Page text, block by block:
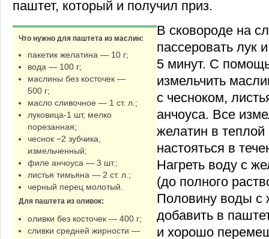
паштет, который и получил приз.
Что нужно для паштета из маслин:
пакетик желатина — 10 г;
вода — 100 г;
маслины без косточек —
500 г;
масло сливочное — 1 ст. л.;
луковица-1 шт, мелко
порезанная;
чеснок −2 зубчика,
измельченный;
филе анчоуса — 3 шт.;
листья тимьяна — 2 ст. л.;
черный перец молотый.
Для паштета из оливок:
оливки без косточек — 400 г;
сливки средней жирности —
В сковороде на
пассеровать лук
5 минут. С
измельчить
с чесноком,
анчоуса. Все
желатин в теплой
настояться в
Нагреть воду с
(до полного
Половину воды с
добавить в
и хорошо